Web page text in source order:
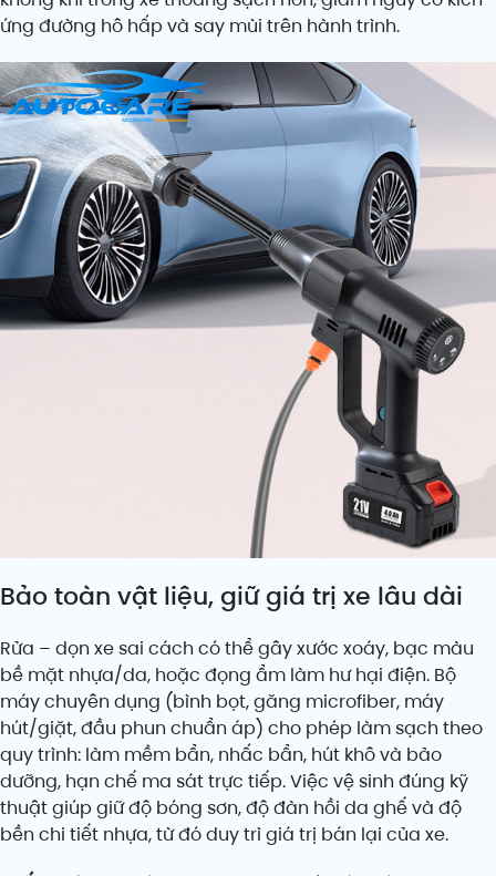
ứng đường hô hấp và say mùi trên hành trình.
Bảo toàn vật liệu, giữ giá trị xe lâu dài
Rửa – dọn xe sai cách có thể gây xước xoáy, bạc màu
bề mặt nhựa/da, hoặc đọng ẩm làm hư hại điện. Bộ
máy chuyên dụng (bình bọt, găng microfiber, máy
hút/giặt, đầu phun chuẩn áp) cho phép làm sạch theo
quy trình: làm mềm bẩn, nhấc bẩn, hút khô và bảo
dưỡng, hạn chế ma sát trực tiếp. Việc vệ sinh đúng kỹ
thuật giúp giữ độ bóng sơn, độ đàn hồi da ghế và độ
bền chi tiết nhựa, từ đó duy trì giá trị bán lại của xe.